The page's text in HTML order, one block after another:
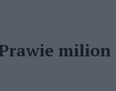
milion